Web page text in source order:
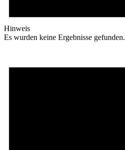
Hinweis
Es wurden keine Ergebnisse gefunden.